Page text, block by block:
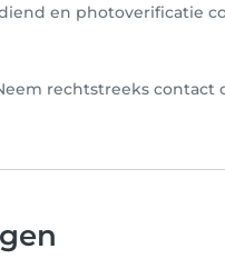
en photoverificatie
rechtstreeks